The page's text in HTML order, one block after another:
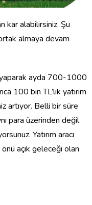
kar alabilirsiniz. Şu
almaya devam
ayda 700-1000
100 bin TL’lik yatırım
artıyor. Belli bir süre
para üzerinden değil
Yatırım aracı
açık geleceği olan